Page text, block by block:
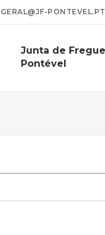
GERAL@JF-PONTEVEL.PT
Junta de
Pontével